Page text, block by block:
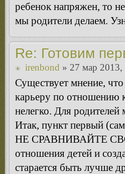
ребенок напряжен, то
мы родители делаем.
Re: Готовим
irenbond » 27 мар 2013,
Существует мнение,
карьеру по отношению
нелегко. Для
Итак, пункт первый
НЕ СРАВНИВАЙТЕ
отношения детей и
старается быть лучше